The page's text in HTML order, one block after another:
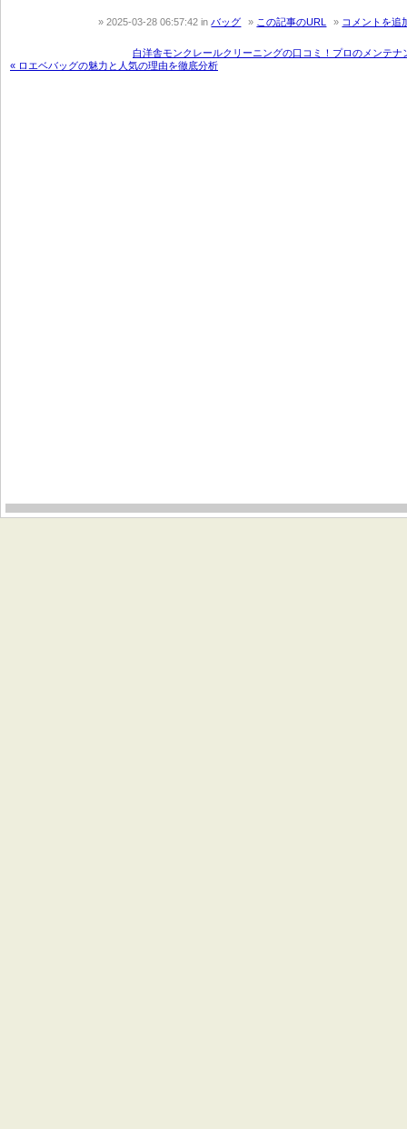
2025-03-28 06:57:42inバッグ この記事のURL コメントを追
白洋舎モンクレールクリーニングの口コミ！プロのメンテナ
« ロエベバッグの魅力と人気の理由を徹底分析